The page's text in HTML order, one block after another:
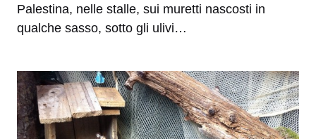
Palestina, nelle stalle, sui muretti nascosti in
qualche sasso, sotto gli ulivi…